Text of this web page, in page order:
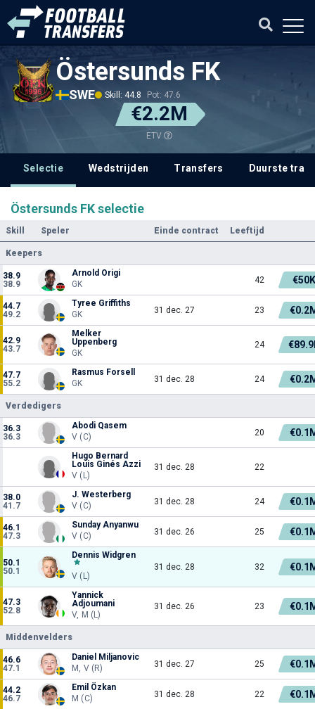
Östersunds FK
SWE Skill: 44.8 Pot: 47.6
€2.2M
ETV
Selectie Wedstrijden Transfers Duurste
Östersunds FK selectie
Skill Speler Einde contract Leeftijd
Keepers
38.9
38.9
Arnold Origi
GK
42 €50K
44.7
49.2
Tyree Griffiths
GK
31 dec. 27 23
42.9
43.7
Melker
Uppenberg
GK
24
47.7
55.2
Rasmus Forsell
GK
31 dec. 28 24
Verdedigers
36.3
36.3
Abodi Qasem
V (C)
20
Hugo Bernard
Louis Ginés Azzi
V (L)
31 dec. 28 22
38.0
41.7
J. Westerberg
V (C)
31 dec. 28 24
46.1
47.3
Sunday Anyanwu
V (C)
31 dec. 26 25
50.1
50.1
Dennis Widgren
V (L)
31 dec. 28 32
47.3
52.8
Yannick
Adjoumani
V, M (L)
31 dec. 26 23
Middenvelders
46.6
47.1
Daniel Miljanovic
M, V (R)
31 dec. 27 25
44.2
46.7
Emil Özkan
M (C)
31 dec. 28 22